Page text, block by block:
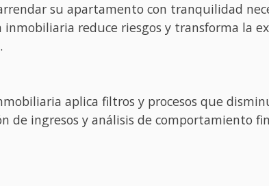
su apartamento con tranquilidad
reduce riesgos y transforma la
aplica filtros y procesos que
de ingresos y análisis de comportamiento